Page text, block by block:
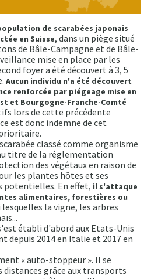
de scarabées japonais
en Suisse, dans un piège situé
de Bâle-Campagne et de Bâle-
mise en place par les
foyer a été découvert à 3, 5
Aucun individu n'a été découvert
renforcée par piégeage mise en
et Bourgogne-Franche-Comté
lors de cette précédente
est donc indemne de cet
classé comme organisme
titre de la réglementation
des végétaux en raison de
les plantes hôtes et ses
potentielles. En effet, il s'attaque
alimentaires, forestières ou
la vigne, les arbres
établi d'abord aux Etats-Unis
depuis 2014 en Italie et 2017 en
« auto-stoppeur ». Il se
distances grâce aux transports